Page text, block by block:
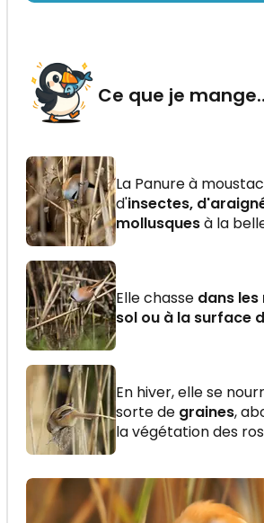
Ce que je
La Panure à
d'insectes,
mollusquesà la
Elle chasse dans les
sol ou à la surface
En hiver, elle se
sorte de graines,
la végétation des